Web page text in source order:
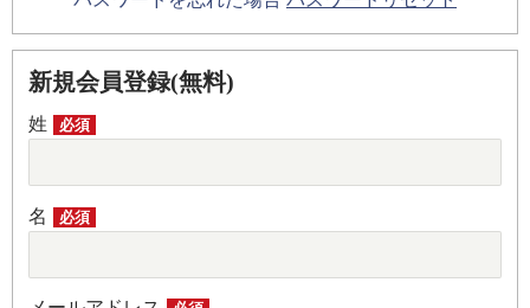
新規会員登録(無料)
姓 必須
名 必須